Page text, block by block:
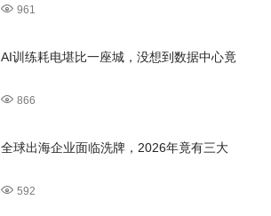
961
AI训练耗电堪比一座城，没想到数据中心竟
866
全球出海企业面临洗牌，2026年竟有三大
592